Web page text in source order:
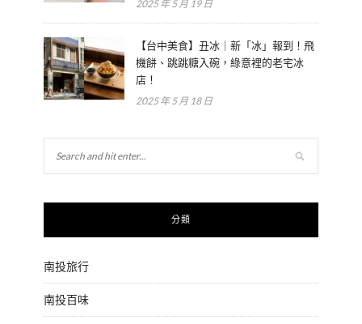
2025 年 5 月 19 日
【台中美食】丑冰｜新「冰」報到！飛
機餅、跳跳糖入碗，綠意裡的老宅冰
店！
2025 年 5 月 18 日
分類
南投旅行
南投百味